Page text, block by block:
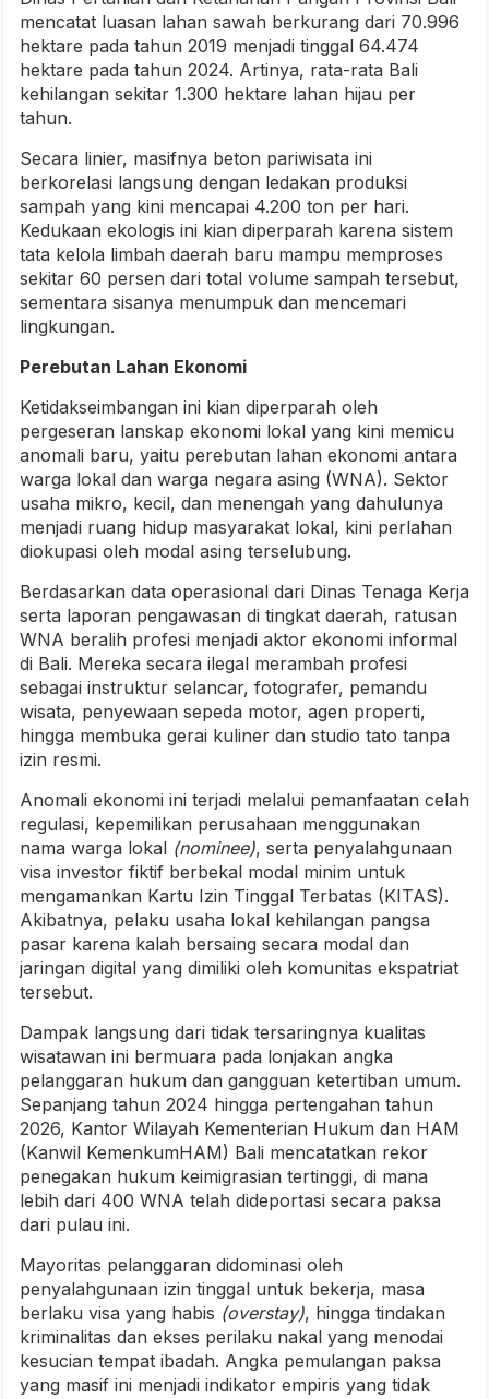
mencatat luasan lahan sawah berkurang dari 70.996
hektare pada tahun 2019 menjadi tinggal 64.474
hektare pada tahun 2024. Artinya, rata-rata Bali
kehilangan sekitar 1.300 hektare lahan hijau per
tahun.
Secara linier, masifnya beton pariwisata ini
berkorelasi langsung dengan ledakan produksi
sampah yang kini mencapai 4.200 ton per hari.
Kedukaan ekologis ini kian diperparah karena sistem
tata kelola limbah daerah baru mampu memproses
sekitar 60 persen dari total volume sampah tersebut,
sementara sisanya menumpuk dan mencemari
lingkungan.
Perebutan Lahan Ekonomi
Ketidakseimbangan ini kian diperparah oleh
pergeseran lanskap ekonomi lokal yang kini memicu
anomali baru, yaitu perebutan lahan ekonomi antara
warga lokal dan warga negara asing (WNA). Sektor
usaha mikro, kecil, dan menengah yang dahulunya
menjadi ruang hidup masyarakat lokal, kini perlahan
diokupasi oleh modal asing terselubung.
Berdasarkan data operasional dari Dinas Tenaga Kerja
serta laporan pengawasan di tingkat daerah, ratusan
WNA beralih profesi menjadi aktor ekonomi informal
di Bali. Mereka secara ilegal merambah profesi
sebagai instruktur selancar, fotografer, pemandu
wisata, penyewaan sepeda motor, agen properti,
hingga membuka gerai kuliner dan studio tato tanpa
izin resmi.
Anomali ekonomi ini terjadi melalui pemanfaatan celah
regulasi, kepemilikan perusahaan menggunakan
nama warga lokal (nominee), serta penyalahgunaan
visa investor fiktif berbekal modal minim untuk
mengamankan Kartu Izin Tinggal Terbatas (KITAS).
Akibatnya, pelaku usaha lokal kehilangan pangsa
pasar karena kalah bersaing secara modal dan
jaringan digital yang dimiliki oleh komunitas ekspatriat
tersebut.
Dampak langsung dari tidak tersaringnya kualitas
wisatawan ini bermuara pada lonjakan angka
pelanggaran hukum dan gangguan ketertiban umum.
Sepanjang tahun 2024 hingga pertengahan tahun
2026, Kantor Wilayah Kementerian Hukum dan HAM
(Kanwil KemenkumHAM) Bali mencatatkan rekor
penegakan hukum keimigrasian tertinggi, di mana
lebih dari 400 WNA telah dideportasi secara paksa
dari pulau ini.
Mayoritas pelanggaran didominasi oleh
penyalahgunaan izin tinggal untuk bekerja, masa
berlaku visa yang habis (overstay), hingga tindakan
kriminalitas dan ekses perilaku nakal yang menodai
kesucian tempat ibadah. Angka pemulangan paksa
yang masif ini menjadi indikator empiris yang tidak